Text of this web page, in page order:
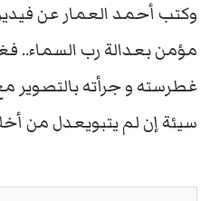
وكتب أحمد العمار عن
مؤمن بعدالة رب السماء..
غطرسته و جرأته بالتصوير
سيئة إن لم يتبويعدل من